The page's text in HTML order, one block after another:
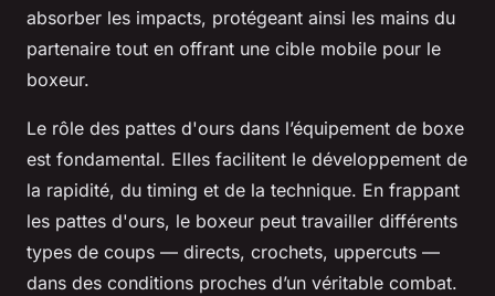
absorber les impacts, protégeant ainsi les mains du
partenaire tout en offrant une cible mobile pour le
boxeur.
Le rôle des pattes d'ours dans l’équipement de boxe
est fondamental. Elles facilitent le développement de
la rapidité, du timing et de la technique. En frappant
les pattes d'ours, le boxeur peut travailler différents
types de coups — directs, crochets, uppercuts —
dans des conditions proches d’un véritable combat.